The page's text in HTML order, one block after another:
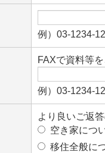
例）03-1234-
FAXで資料等
例）03-1234-
より良いご返
空き家につ
移住全般に